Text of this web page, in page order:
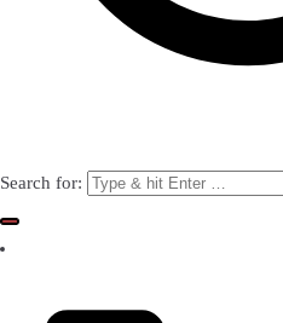
Search for: